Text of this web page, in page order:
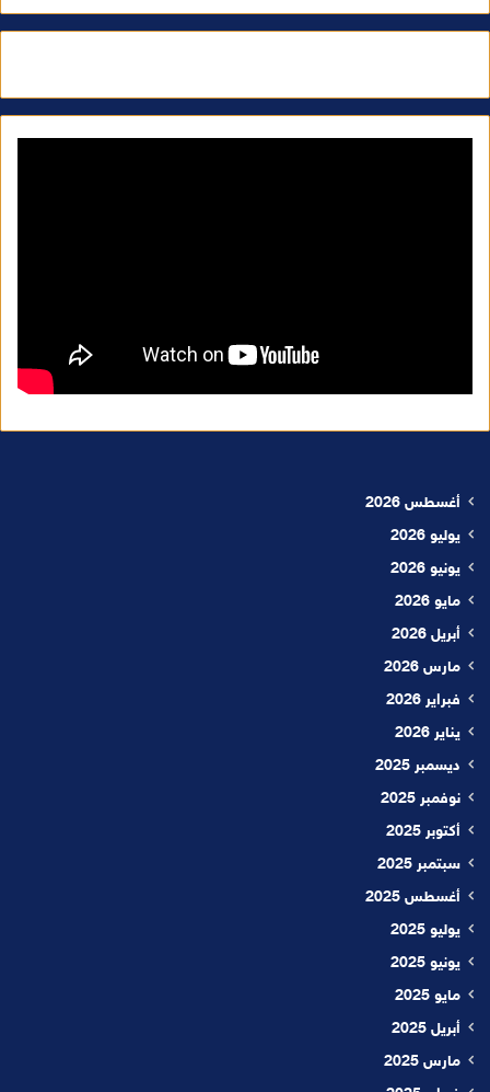
أغسطس 2026
يوليو 2026
يونيو 2026
مايو 2026
أبريل 2026
مارس 2026
فبراير 2026
يناير 2026
ديسمبر 2025
نوفمبر 2025
أكتوبر 2025
سبتمبر 2025
أغسطس 2025
يوليو 2025
يونيو 2025
مايو 2025
أبريل 2025
مارس 2025